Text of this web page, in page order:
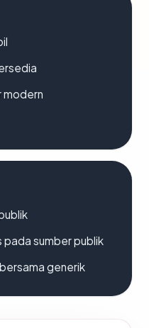
modern
sumber publik
generik